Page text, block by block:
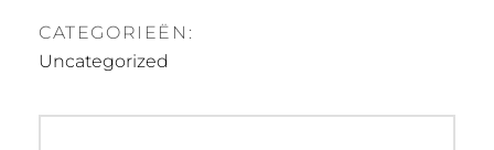
CATEGORIEËN:
Uncategorized